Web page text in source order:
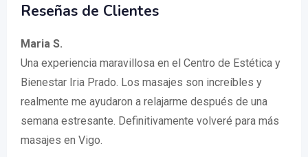
Reseñas de Clientes
Maria S.
Una experiencia maravillosa en el Centro de Estética y
Bienestar Iria Prado. Los masajes son increíbles y
realmente me ayudaron a relajarme después de una
semana estresante. Definitivamente volveré para más
masajes en Vigo.